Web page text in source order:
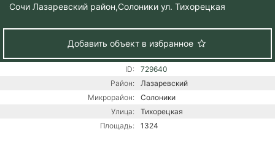
Сочи Лазаревский район,Солоники ул. Тихорецкая
Добавить объект в избранное
ID:
729640
Район:
Лазаревский
Микрорайон:
Солоники
Улица:
Тихорецкая
Площадь:
1324